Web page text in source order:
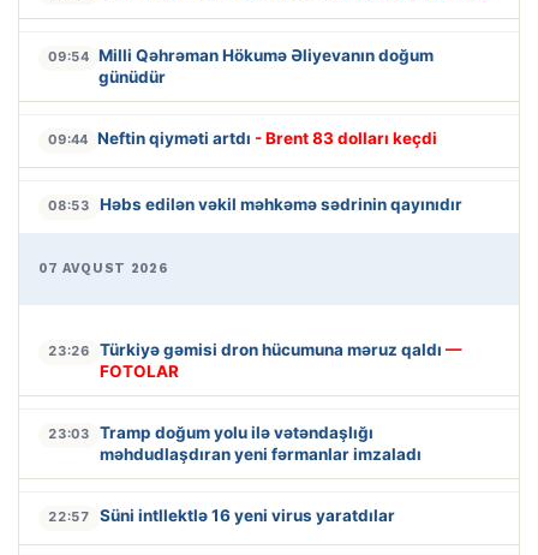
09:54 Milli Qəhrəman Hökumə Əliyevanın doğum
günüdür
09:44 Neftin qiyməti artdı - Brent 83 dolları keçdi
08:53 Həbs edilən vəkil məhkəmə sədrinin qayınıdır
07 AVQUST 2026
23:26 Türkiyə gəmisi dron hücumuna məruz qaldı —
FOTOLAR
23:03
Tramp doğum yolu ilə vətəndaşlığı
məhdudlaşdıran yeni fərmanlar imzaladı
22:57 Süni intllektlə 16 yeni virus yaratdılar